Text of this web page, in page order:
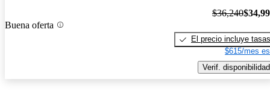
Buena oferta
$36,240
El precio incluye tasas
$615/mes
Verif. disponibilidad